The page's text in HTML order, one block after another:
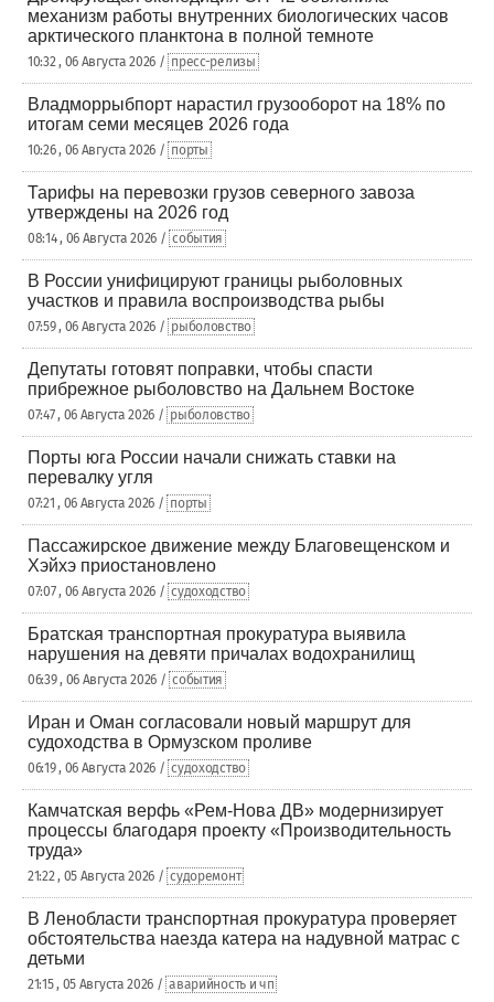
механизм работы внутренних биологических часов
арктического планктона в полной темноте
10:32 , 06 Августа 2026 / пресс-релизы
Владморрыбпорт нарастил грузооборот на 18% по
итогам семи месяцев 2026 года
10:26 , 06 Августа 2026 / порты
Тарифы на перевозки грузов северного завоза
утверждены на 2026 год
08:14 , 06 Августа 2026 / события
В России унифицируют границы рыболовных
участков и правила воспроизводства рыбы
07:59 , 06 Августа 2026 / рыболовство
Депутаты готовят поправки, чтобы спасти
прибрежное рыболовство на Дальнем Востоке
07:47 , 06 Августа 2026 / рыболовство
Порты юга России начали снижать ставки на
перевалку угля
07:21 , 06 Августа 2026 / порты
Пассажирское движение между Благовещенском и
Хэйхэ приостановлено
07:07 , 06 Августа 2026 / судоходство
Братская транспортная прокуратура выявила
нарушения на девяти причалах водохранилищ
06:39 , 06 Августа 2026 / события
Иран и Оман согласовали новый маршрут для
судоходства в Ормузском проливе
06:19 , 06 Августа 2026 / судоходство
Камчатская верфь «Рем-Нова ДВ» модернизирует
процессы благодаря проекту «Производительность
труда»
21:22 , 05 Августа 2026 / судоремонт
В Ленобласти транспортная прокуратура проверяет
обстоятельства наезда катера на надувной матрас с
детьми
21:15 , 05 Августа 2026 / аварийность и чп